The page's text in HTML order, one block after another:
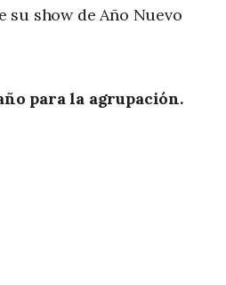
su show de Año Nuevo
para la agrupación.